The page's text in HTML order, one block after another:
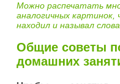
Можно распечатать
аналогичных
находил и называл
Общие советы
домашних